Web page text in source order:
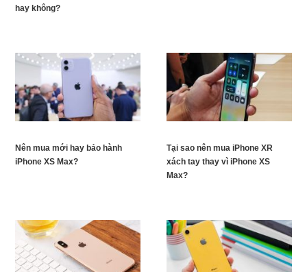
hay không?
Nên mua mới hay bảo hành
iPhone XS Max?
Tại sao nên mua iPhone XR
xách tay thay vì iPhone XS
Max?